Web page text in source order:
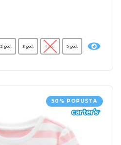
2 god. 3 god. 4 god. 5 god.
50% POPUSTA